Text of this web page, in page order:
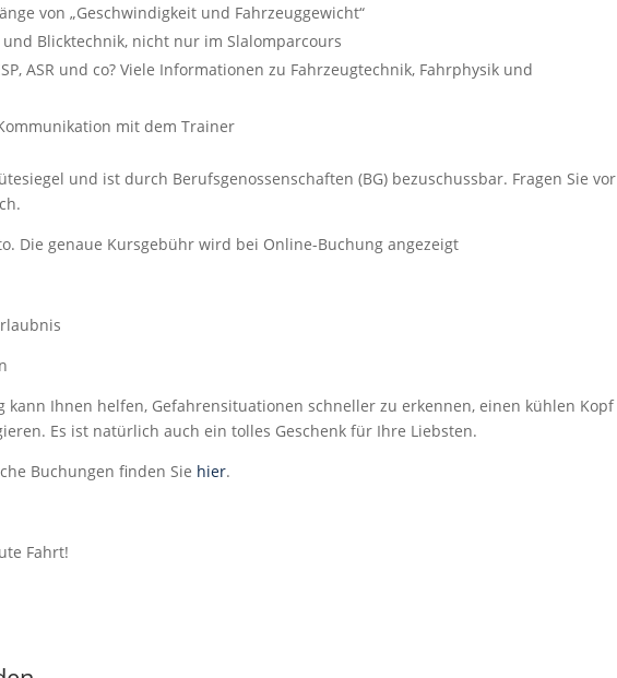
von „Geschwindigkeit und Fahrzeuggewicht“
Blicktechnik, nicht nur im Slalomparcours
ASR und co? Viele Informationen zu Fahrzeugtechnik, Fahrphysik und
mit dem Trainer
und ist durch Berufsgenossenschaften (BG) bezuschussbar. Fragen Sie vor
Die genaue Kursgebühr wird bei Online-Buchung angezeigt
kann Ihnen helfen, Gefahrensituationen schneller zu erkennen, einen kühlen
Es ist natürlich auch ein tolles Geschenk für Ihre Liebsten.
Buchungen finden Sie hier.
Fahrt!